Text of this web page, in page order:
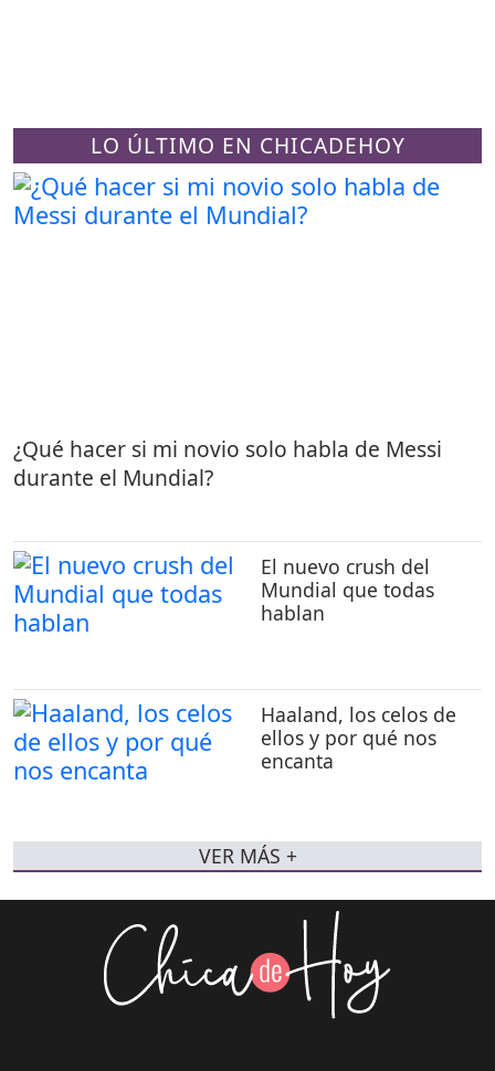
LO ÚLTIMO EN CHICADEHOY
¿Qué hacer si mi novio solo habla de Messi
durante el Mundial?
El nuevo crush del
Mundial que todas
hablan
Haaland, los celos de
ellos y por qué nos
encanta
VER MÁS +